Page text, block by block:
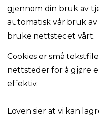
gjennom din bruk av
automatisk vår bruk av
bruke nettstedet vårt.
Cookies er små
nettsteder for å gjøre
effektiv.
Loven sier at vi kan